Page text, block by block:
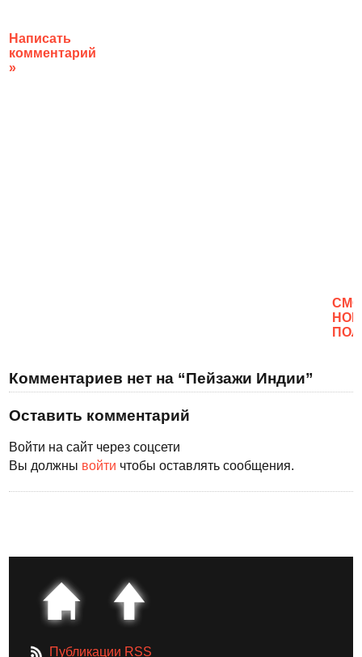
Написать
комментарий
»
Комментариев нет на “Пейзажи Индии”
Оставить комментарий
Войти на сайт через соцсети
Вы должны войти чтобы оставлять сообщения.
Публикации RSS